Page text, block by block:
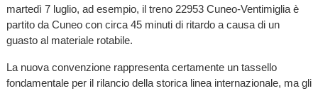
martedì 7 luglio, ad esempio, il treno 22953 Cuneo-Ventimiglia è
partito da Cuneo con circa 45 minuti di ritardo a causa di un
guasto al materiale rotabile.
La nuova convenzione rappresenta certamente un tassello
fondamentale per il rilancio della storica linea internazionale, ma gli